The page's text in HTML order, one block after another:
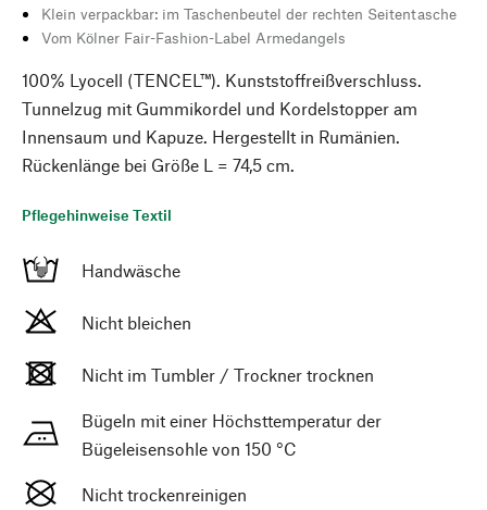
Klein verpackbar: im Taschenbeutel der rechten Seitentasche
Vom Kölner Fair-Fashion-Label Armedangels
100% Lyocell (TENCEL™). Kunststoffreißverschluss.
Tunnelzug mit Gummikordel und Kordelstopper am
Innensaum und Kapuze. Hergestellt in Rumänien.
Rückenlänge bei Größe L = 74,5 cm.
Pflegehinweise Textil
Handwäsche
Nicht bleichen
Nicht im Tumbler / Trockner trocknen
Bügeln mit einer Höchsttemperatur der
Bügeleisensohle von 150 °C
Nicht trockenreinigen